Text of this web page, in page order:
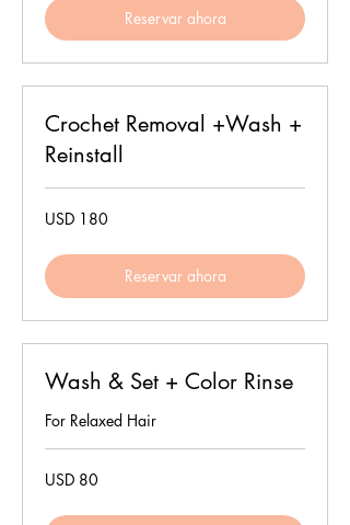
Reservar ahora
Crochet Removal +Wash +
Reinstall
180
dólares
USD 180
Reservar ahora
Wash & Set + Color Rinse
For Relaxed Hair
80
dólares
USD 80